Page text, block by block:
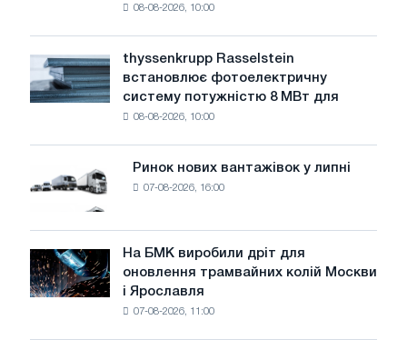
води
загрожує
безпеці
08-08-2026, 10:00
thyssenkrupp
Rasselstein
встановлює
фотоелектричну
досягнення
цілей
декарбонізації
thyssenkrupp Rasselstein
встановлює фотоелектричну
систему потужністю 8 МВт для
08-08-2026, 10:00
Ринок
нових
вантажівок
у
липні
Ринок нових вантажівок у липні
07-08-2026, 16:00
На
БМК
виробили
На БМК виробили дріт для
оновлення трамвайних колій Москви
і Ярославля
07-08-2026, 11:00